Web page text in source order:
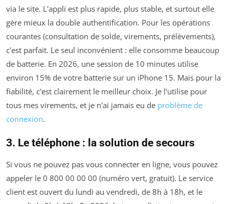
via le site. L'appli est plus rapide, plus stable, et surtout elle
gère mieux la double authentification. Pour les opérations
courantes (consultation de solde, virements, prélèvements),
c'est parfait. Le seul inconvénient : elle consomme beaucoup
de batterie. En 2026, une session de 10 minutes utilise
environ 15% de votre batterie sur un iPhone 15. Mais pour la
fiabilité, c'est clairement le meilleur choix. Je l'utilise pour
tous mes virements, et je n'ai jamais eu de problème de
connexion.
3. Le téléphone : la solution de secours
Si vous ne pouvez pas vous connecter en ligne, vous pouvez
appeler le 0 800 00 00 00 (numéro vert, gratuit). Le service
client est ouvert du lundi au vendredi, de 8h à 18h, et le